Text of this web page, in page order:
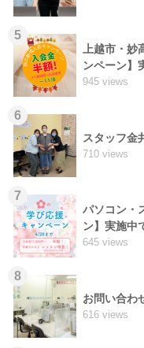
5
上越市・
ンペーン】
945 views
6
スタッフ金
710 views
7
パソコン・
ン】実施中
645 views
8
お問い合わ
616 views